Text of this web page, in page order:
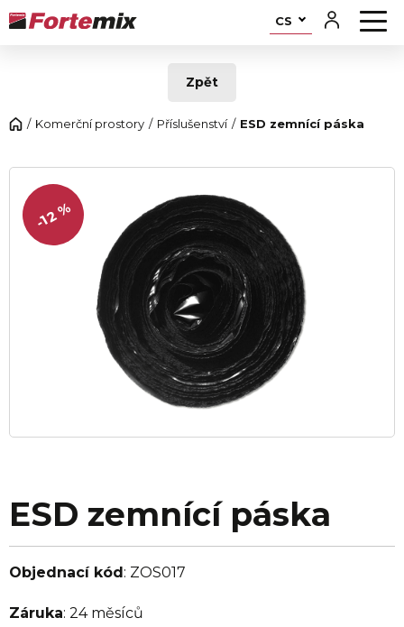
CS
Zpět
Komerční prostory Příslušenství ESD zemnící páska
-12 %
ESD zemnící páska
Objednací kód: ZOS017
Záruka: 24 měsíců